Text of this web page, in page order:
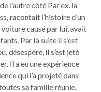
l’autre côté Par ex. la
racontait l’histoire d’un
causé par lui, avait
Par la suite il s’est
désespéré, il s’est jeté
Il a eu une expérience
qui l’a projeté dans
sa famille réunie,